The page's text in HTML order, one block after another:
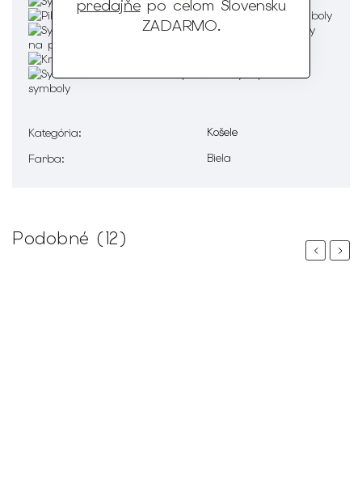
predajňepo celom Slovensku
ZADARMO.
Kategória:
Košele
Farba: Biela
Podobné (12)
PreviousNext